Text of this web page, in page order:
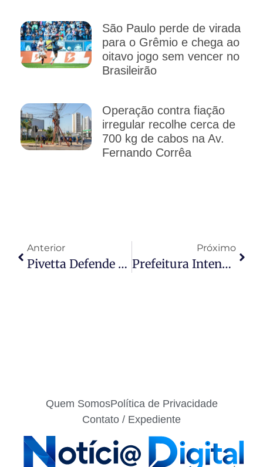
São Paulo perde de virada
para o Grêmio e chega ao
oitavo jogo sem vencer no
Brasileirão
Operação contra fiação
irregular recolhe cerca de
700 kg de cabos na Av.
Fernando Corrêa
Anterior
Pivetta Defende Parceria Entre MT E PA Para Garantir Atendimento À População Da Região De Fronteira
Próximo
Prefeitura Intensifica Operação Tapa-Buracos E Manutenção Viária Nos Bairros Cristo Rei E Pirineu
Quem SomosPolítica de Privacidade
Contato / Expediente